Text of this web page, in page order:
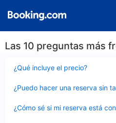
Las 10 preguntas más
¿Qué incluye el precio?
cerrado
¿Puedo hacer una reserva sin
cerrado
¿Cómo sé si mi reserva está
cerrado